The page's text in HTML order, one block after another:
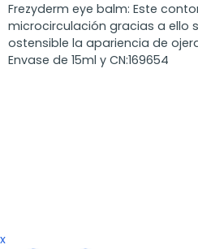
Frezyderm eye balm: Este
microcirculación gracias a ello
ostensible la apariencia de
Envase de 15ml y CN:169654
x